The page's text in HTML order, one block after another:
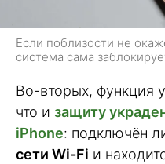
Если поблизости не
система сама
Во-вторых, функция
что и защиту
iPhone: подключён
сети Wi-Fi и